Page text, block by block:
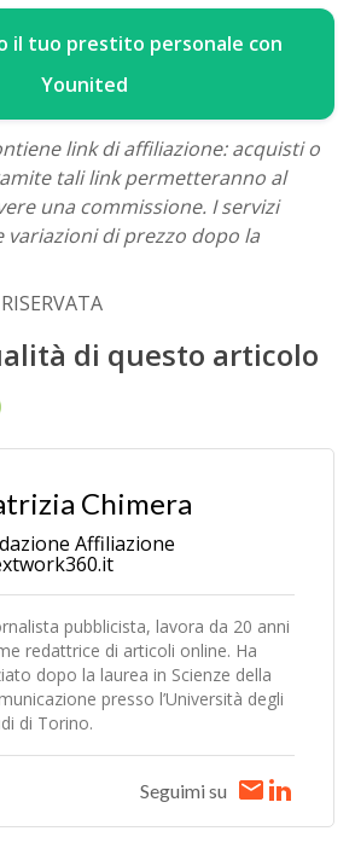
il tuo prestito personale con
Younited
link di affiliazione: acquisti o
tali link permetteranno al
una commissione. I servizi
di prezzo dopo la
di questo articolo
Chimera
Affiliazione
pubblicista, lavora da 20 anni
redattrice di articoli online. Ha
dopo la laurea in Scienze della
presso l’Università degli
di Torino.
Seguimi su